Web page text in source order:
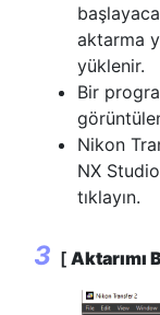
aktarma
yüklenir.
Bir
Nikon
NX
tıklayın.
[ Aktarımı